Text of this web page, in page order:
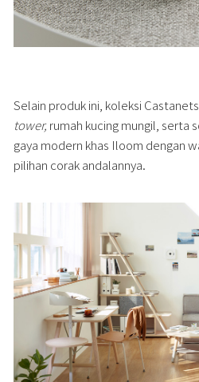
Selain produk ini, koleksi
tower,rumah kucing mungil, serta
gaya modern khas Iloom dengan
pilihan corak andalannya.